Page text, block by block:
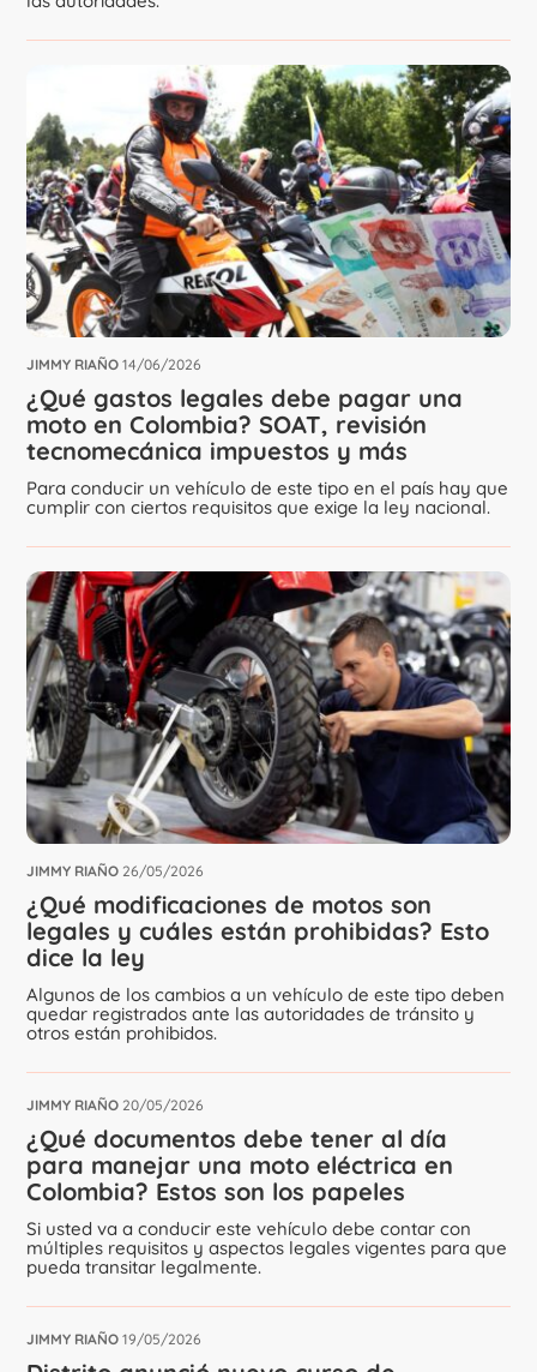
JIMMY RIAÑO 14/06/2026
¿Qué gastos legales debe pagar una
moto en Colombia? SOAT, revisión
tecnomecánica impuestos y más
Para conducir un vehículo de este tipo en el país hay que
cumplir con ciertos requisitos que exige la ley nacional.
JIMMY RIAÑO 26/05/2026
¿Qué modificaciones de motos son
legales y cuáles están prohibidas? Esto
dice la ley
Algunos de los cambios a un vehículo de este tipo deben
quedar registrados ante las autoridades de tránsito y
otros están prohibidos.
JIMMY RIAÑO 20/05/2026
¿Qué documentos debe tener al día
para manejar una moto eléctrica en
Colombia? Estos son los papeles
Si usted va a conducir este vehículo debe contar con
múltiples requisitos y aspectos legales vigentes para que
pueda transitar legalmente.
JIMMY RIAÑO 19/05/2026